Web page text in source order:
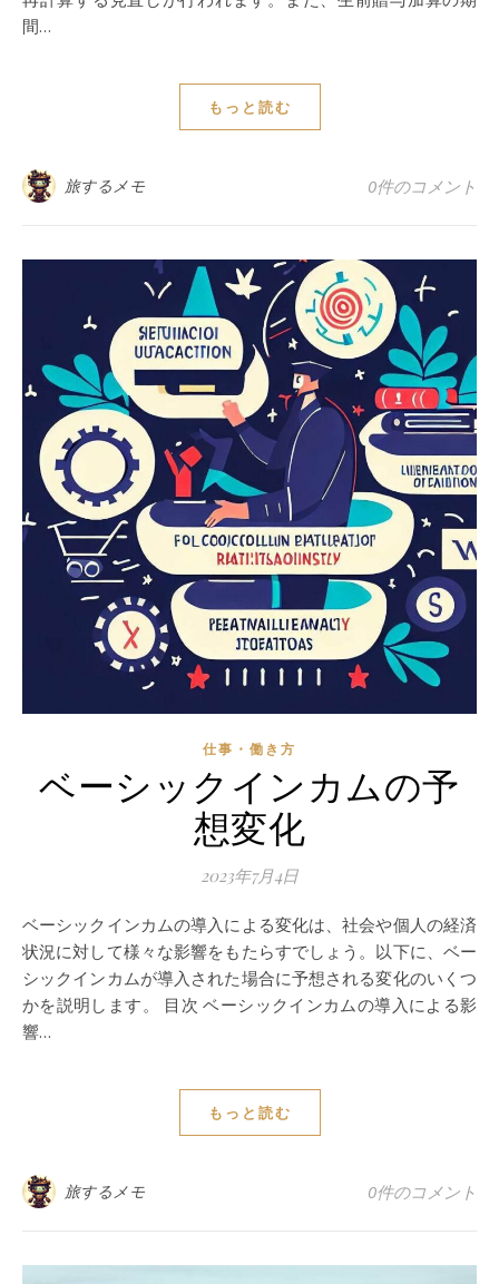
間…
もっと読む
旅するメモ 0件のコメント
仕事・働き方
ベーシックインカムの予
想変化
2023年7月4日
ベーシックインカムの導入による変化は、社会や個人の経済
状況に対して様々な影響をもたらすでしょう。以下に、ベー
シックインカムが導入された場合に予想される変化のいくつ
かを説明します。 目次 ベーシックインカムの導入による影
響…
もっと読む
旅するメモ 0件のコメント